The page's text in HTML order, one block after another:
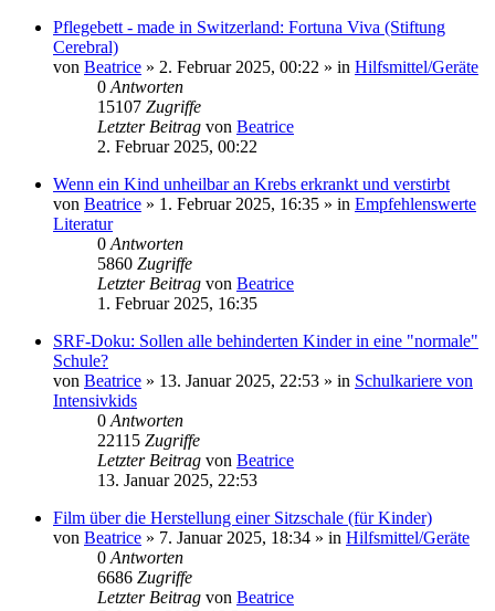
Pflegebett - made in Switzerland: Fortuna Viva (Stiftung
Cerebral)
von Beatrice » 2. Februar 2025, 00:22 » in Hilfsmittel/Geräte
0 Antworten
15107 Zugriffe
Letzter Beitrag von Beatrice
2. Februar 2025, 00:22
Wenn ein Kind unheilbar an Krebs erkrankt und verstirbt
von Beatrice » 1. Februar 2025, 16:35 » in Empfehlenswerte
Literatur
0 Antworten
5860 Zugriffe
Letzter Beitrag von Beatrice
1. Februar 2025, 16:35
SRF-Doku: Sollen alle behinderten Kinder in eine "normale"
Schule?
von Beatrice » 13. Januar 2025, 22:53 » in Schulkariere von
Intensivkids
0 Antworten
22115 Zugriffe
Letzter Beitrag von Beatrice
13. Januar 2025, 22:53
Film über die Herstellung einer Sitzschale (für Kinder)
von Beatrice » 7. Januar 2025, 18:34 » in Hilfsmittel/Geräte
0 Antworten
6686 Zugriffe
Letzter Beitrag von Beatrice